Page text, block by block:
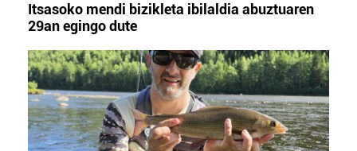
Itsasoko mendi bizikleta ibilaldia abuztuaren
29an egingo dute